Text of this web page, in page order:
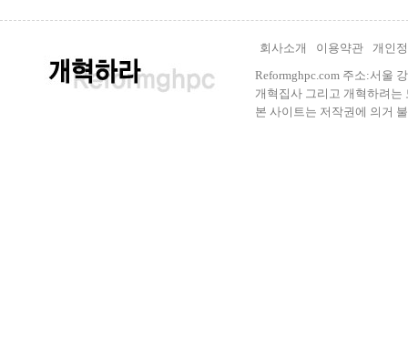
회사소개 이용약관
개인
Reformghpc.com 주소:서울
개혁집사 그리고 개혁하려는
본 사이트는 저작권에 의거